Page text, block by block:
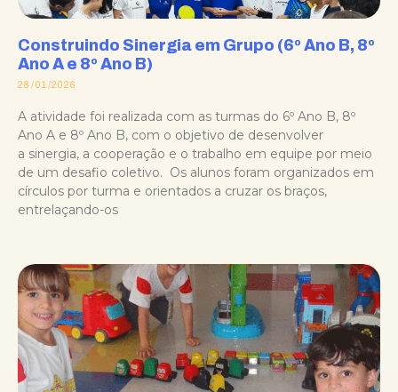
Construindo Sinergia em Grupo (6º Ano B, 8º
Ano A e 8º Ano B)
28/01/2026
A atividade foi realizada com as turmas do 6º Ano B, 8º
Ano A e 8º Ano B, com o objetivo de desenvolver
a sinergia, a cooperação e o trabalho em equipe por meio
de um desafio coletivo. Os alunos foram organizados em
círculos por turma e orientados a cruzar os braços,
entrelaçando-os